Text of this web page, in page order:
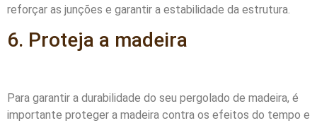
reforçar as junções e garantir a estabilidade da estrutura.
6. Proteja a madeira
Para garantir a durabilidade do seu pergolado de madeira, é
importante proteger a madeira contra os efeitos do tempo e